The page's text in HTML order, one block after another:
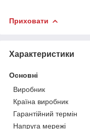
Приховати
Характеристики
Основні
Виробник
Країна виробник
Гарантійний термін
Напруга мережі